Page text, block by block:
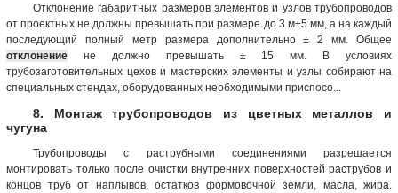
Отклонение габаритных размеров элементов и узлов трубопроводов
от проектных не должны превышать при размере до 3 м±5 мм, а на каждый
последующий полный метр размера дополнительно ± 2 мм. Общее
отклонение не должно превышать ± 15 мм. В условиях
трубозаготовительных цехов и мастерских элементы и узлы собирают на
специальных стендах, оборудованных необходимыми приспосо...
8. Монтаж трубопроводов из цветных металлов и
чугуна
Трубопроводы с раструбными соединениями разрешается
монтировать только после очистки внутренних поверхностей раструбов и
концов труб от наплывов, остатков формовочной земли, масла, жира.